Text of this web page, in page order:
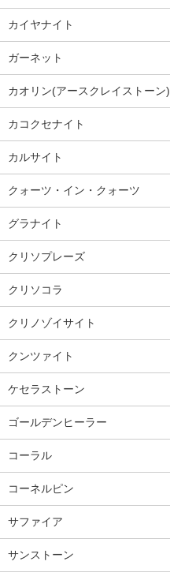
カイヤナイト
ガーネット
カオリン(アースクレイストーン)
カコクセナイト
カルサイト
クォーツ・イン・クォーツ
グラナイト
クリソプレーズ
クリソコラ
クリノゾイサイト
クンツァイト
ケセラストーン
ゴールデンヒーラー
コーラル
コーネルピン
サファイア
サンストーン